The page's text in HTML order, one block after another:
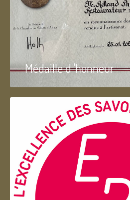
Médaille d 'honneur